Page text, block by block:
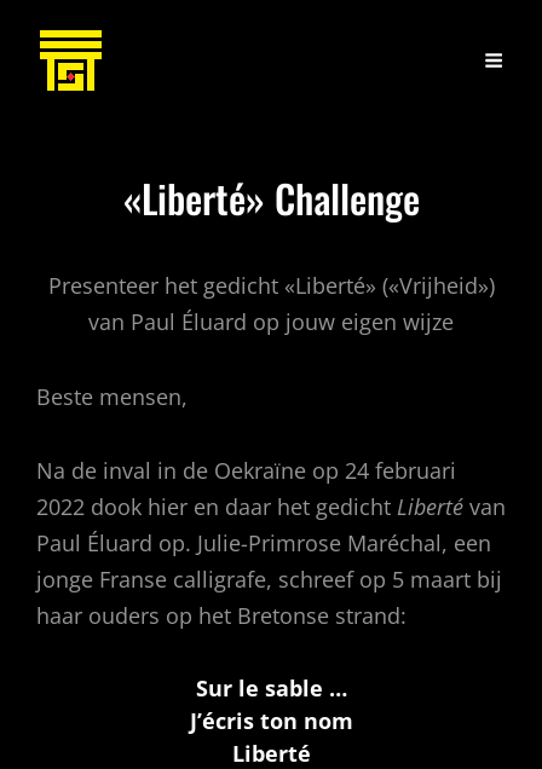
«Liberté» Challenge
Presenteer het gedicht «Liberté» («Vrijheid»)
van Paul Éluard op jouw eigen wijze
Beste mensen,
Na de inval in de Oekraïne op 24 februari
2022 dook hier en daar het gedicht Liberté van
Paul Éluard op. Julie-Primrose Maréchal, een
jonge Franse calligrafe, schreef op 5 maart bij
haar ouders op het Bretonse strand:
Sur le sable …
J’écris ton nom
Liberté